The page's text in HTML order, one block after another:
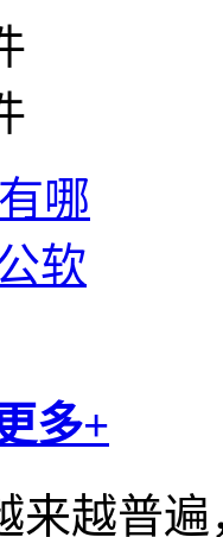
多+
来越普